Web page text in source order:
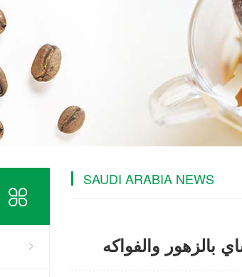
SAUDI ARABIA NEWS
بالزهور والفواكه